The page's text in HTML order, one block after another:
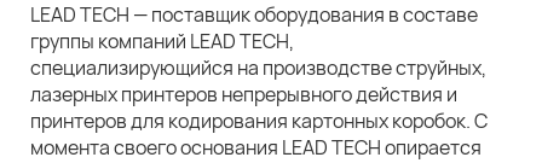
LEAD TECH — поставщик оборудования в составе
группы компаний LEAD TECH,
специализирующийся на производстве струйных,
лазерных принтеров непрерывного действия и
принтеров для кодирования картонных коробок. С
момента своего основания LEAD TECH опирается